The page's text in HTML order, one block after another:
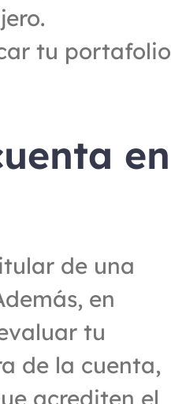
tu portafolio
en
de una
en
tu
de la cuenta,
acrediten el